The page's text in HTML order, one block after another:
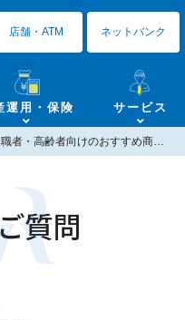
運用・保険 サービス
店舗・ATM ネットバンク
退職者・高齢者向けのおすすめ商品はありますか？
質問